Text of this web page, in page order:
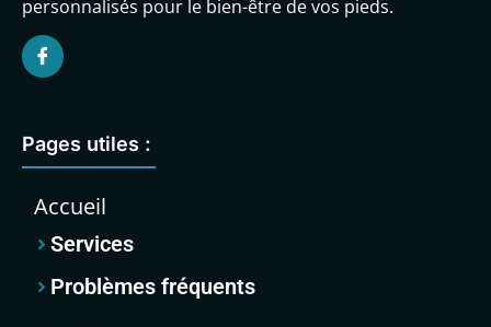
personnalisés pour le bien-être de vos pieds.
Pages utiles :
Accueil
Services
Problèmes fréquents